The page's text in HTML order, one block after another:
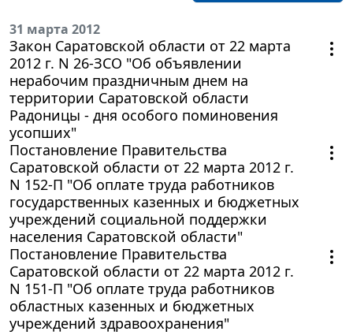
31 марта 2012
Закон Саратовской области от 22 марта
2012 г. N 26-ЗСО "Об объявлении
нерабочим праздничным днем на
территории Саратовской области
Радоницы - дня особого поминовения
усопших"
Постановление Правительства
Саратовской области от 22 марта 2012 г.
N 152-П "Об оплате труда работников
государственных казенных и бюджетных
учреждений социальной поддержки
населения Саратовской области"
Постановление Правительства
Саратовской области от 22 марта 2012 г.
N 151-П "Об оплате труда работников
областных казенных и бюджетных
учреждений здравоохранения"